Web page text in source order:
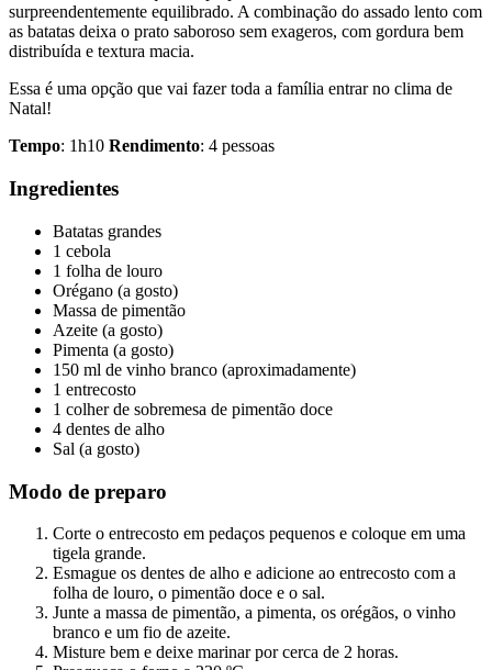
surpreendentemente equilibrado. A combinação do assado lento com
as batatas deixa o prato saboroso sem exageros, com gordura bem
distribuída e textura macia.
Essa é uma opção que vai fazer toda a família entrar no clima de
Natal!
Tempo: 1h10 Rendimento: 4 pessoas
Ingredientes
Batatas grandes
1 cebola
1 folha de louro
Orégano (a gosto)
Massa de pimentão
Azeite (a gosto)
Pimenta (a gosto)
150 ml de vinho branco (aproximadamente)
1 entrecosto
1 colher de sobremesa de pimentão doce
4 dentes de alho
Sal (a gosto)
Modo de preparo
Corte o entrecosto em pedaços pequenos e coloque em uma
tigela grande.
Esmague os dentes de alho e adicione ao entrecosto com a
folha de louro, o pimentão doce e o sal.
Junte a massa de pimentão, a pimenta, os orégãos, o vinho
branco e um fio de azeite.
Misture bem e deixe marinar por cerca de 2 horas.